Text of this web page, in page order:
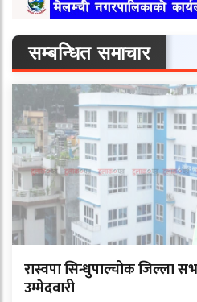
सम्बन्धित समाचार
रास्वपा सिन्धुपाल्चोक जिल्ला
उम्मेदवारी